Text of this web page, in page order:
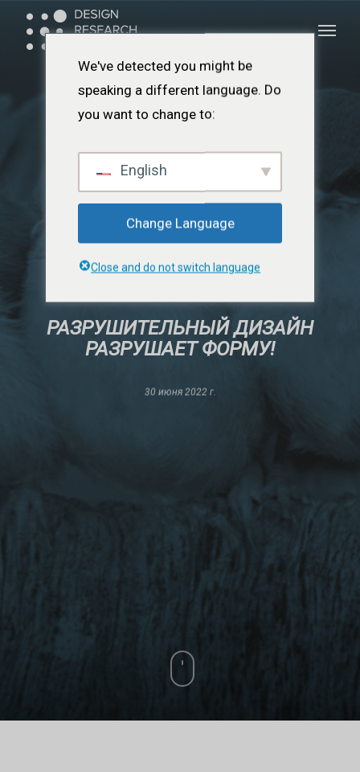
Перейти
РАЗРУШИТЕЛЬНЫЙ ДИЗАЙН
РАЗРУШАЕТ ФОРМУ!
30 июня 2022 г.
We've detected you might be
speaking a different language. Do
you want to change to:
English
Change Language
Close and do not switch language